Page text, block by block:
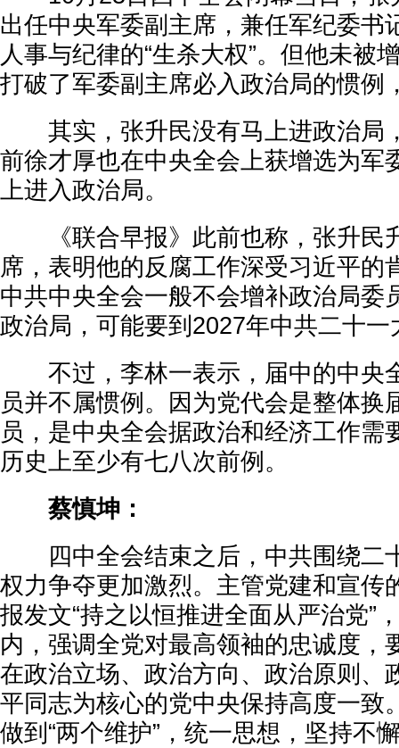
出任中央军委副主席，兼任军纪委书
人事与纪律的“生杀大权”。但他未被
打破了军委副主席必入政治局的惯例
其实，张升民没有马上进政治局
前徐才厚也在中央全会上获增选为军
上进入政治局。
《联合早报》此前也称，张升民
席，表明他的反腐工作深受习近平的
中共中央全会一般不会增补政治局委
政治局，可能要到2027年中共二十一
不过，李林一表示，届中的中央
员并不属惯例。因为党代会是整体换
员，是中央全会据政治和经济工作需
历史上至少有七八次前例。
蔡慎坤：
四中全会结束之后，中共围绕二
权力争夺更加激烈。主管党建和宣传
报发文“持之以恒推进全面从严治党”
内，强调全党对最高领袖的忠诚度，
在政治立场、政治方向、政治原则、
平同志为核心的党中央保持高度一致
做到“两个维护”，统一思想，坚持不